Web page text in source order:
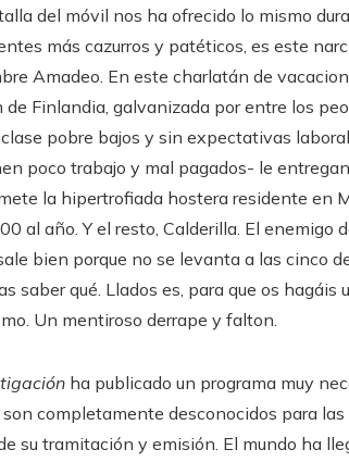
del móvil nos ha ofrecido lo mismo
más cazurros y patéticos, es este
Amadeo. En este charlatán de
Finlandia, galvanizada por entre los
pobre bajos y sin expectativas
poco trabajo y mal pagados- le
la hipertrofiada hostera residente en
al año. Y el resto, Calderilla. El enemigo
bien porque no se levanta a las cinco
saber qué. Llados es, para que os hagáis
Un mentiroso derrape y falton.
ha publicado un programa muy
completamente desconocidos para
su tramitación y emisión. El mundo ha